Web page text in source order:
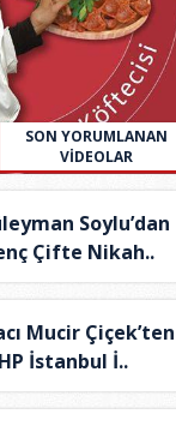
SON YORUMLANAN
VİDEOLAR
Soylu’dan
Çifte Nikah..
Mucir Çiçek’ten
İstanbul İ..